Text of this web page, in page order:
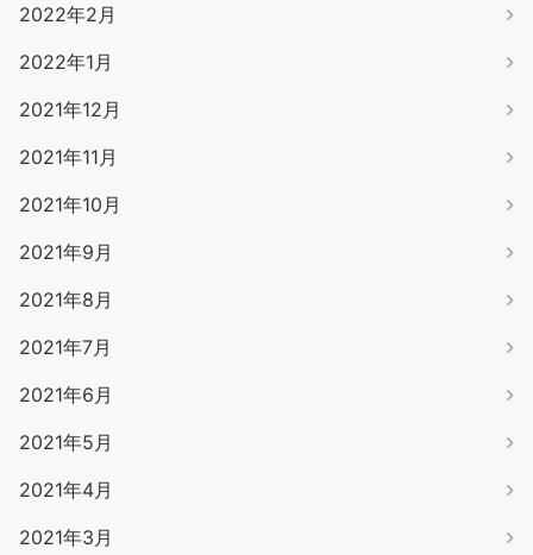
2022年2月
2022年1月
2021年12月
2021年11月
2021年10月
2021年9月
2021年8月
2021年7月
2021年6月
2021年5月
2021年4月
2021年3月